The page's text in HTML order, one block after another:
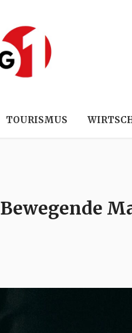
TOURISMUS
Bewegende